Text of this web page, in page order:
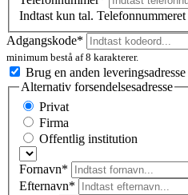
Indtast kun tal.
Adgangskode*
minimum bestå af 8 karakterer.
Brug en anden leveringsadresse
Alternativ forsendelsesadresse
Privat
Firma
Offentlig institution
Fornavn*
Efternavn*